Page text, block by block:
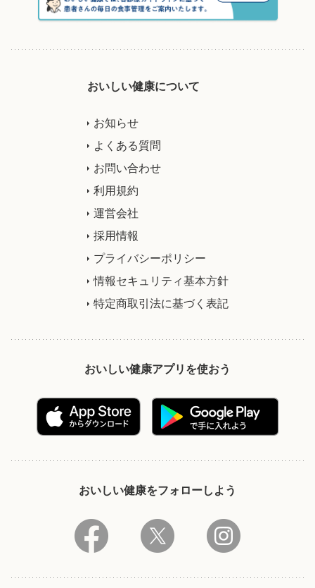
おいしい健康について
お知らせ
よくある質問
お問い合わせ
利用規約
運営会社
採用情報
プライバシーポリシー
情報セキュリティ基本方針
特定商取引法に基づく表記
おいしい健康アプリを使おう
おいしい健康をフォローしよう